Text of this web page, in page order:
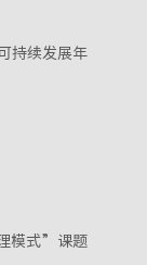
持续发展年
模式”课题